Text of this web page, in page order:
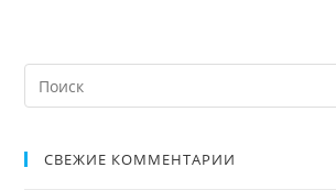
СВЕЖИЕ КОММЕНТАРИИ